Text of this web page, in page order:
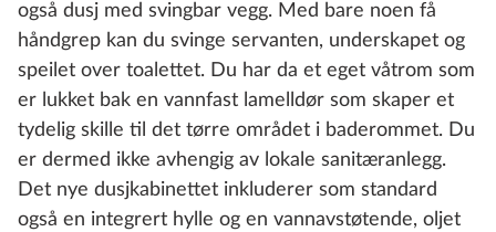
også dusj med svingbar vegg. Med bare noen få
håndgrep kan du svinge servanten, underskapet og
speilet over toalettet. Du har da et eget våtrom som
er lukket bak en vannfast lamelldør som skaper et
tydelig skille til det tørre området i baderommet. Du
er dermed ikke avhengig av lokale sanitæranlegg.
Det nye dusjkabinettet inkluderer som standard
også en integrert hylle og en vannavstøtende, oljet